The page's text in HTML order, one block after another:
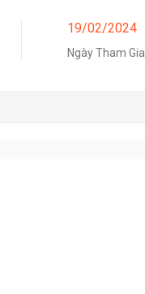
19/02/2024
Ngày Tham Gia